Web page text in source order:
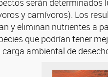
serán
y carnívoros). Los
y eliminan nutrientes a
que podrían tener
carga ambiental de